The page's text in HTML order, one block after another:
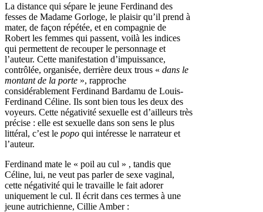
La distance qui sépare le jeune Ferdinand des
fesses de Madame Gorloge, le plaisir qu’il prend à
mater, de façon répétée, et en compagnie de
Robert les femmes qui passent, voilà les indices
qui permettent de recouper le personnage et
l’auteur. Cette manifestation d’impuissance,
contrôlée, organisée, derrière deux trous « dans le
montant de la porte », rapproche
considérablement Ferdinand Bardamu de Louis-
Ferdinand Céline. Ils sont bien tous les deux des
voyeurs. Cette négativité sexuelle est d’ailleurs très
précise : elle est sexuelle dans son sens le plus
littéral, c’est le popo qui intéresse le narrateur et
l’auteur.
Ferdinand mate le « poil au cul » , tandis que
Céline, lui, ne veut pas parler de sexe vaginal,
cette négativité qui le travaille le fait adorer
uniquement le cul. Il écrit dans ces termes à une
jeune autrichienne, Cillie Amber :